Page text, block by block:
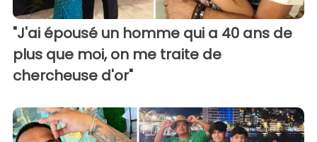
"J'ai épousé un homme qui a 40 ans de
plus que moi, on me traite de
chercheuse d'or"